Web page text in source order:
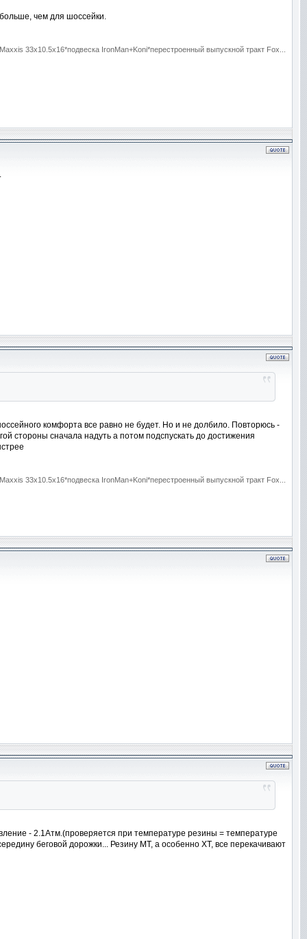
чем для шоссейки.
33x10.5x16*подвеска IronMan+Koni*перестроенный выпускной тракт Fox...
комфорта все равно не будет. Но и не долбило. Повторюсь -
стороны сначала надуть а потом подспускать до достижения
33x10.5x16*подвеска IronMan+Koni*перестроенный выпускной тракт Fox...
- 2.1Атм.(проверяется при температуре резины = температуре
беговой дорожки... Резину МТ, а особенно ХТ, все перекачивают